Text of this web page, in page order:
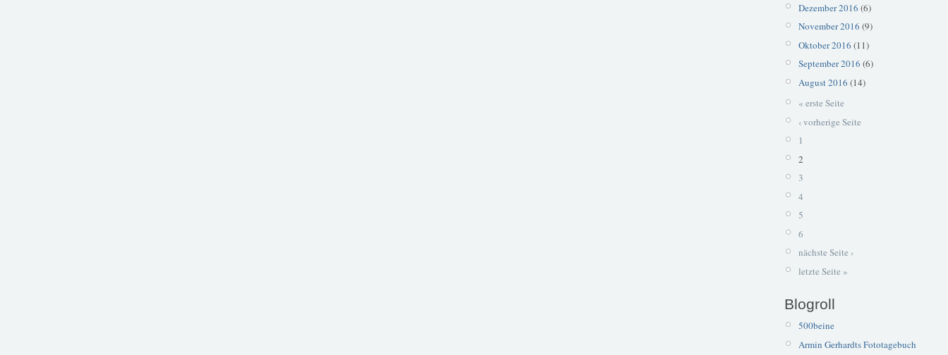
Dezember 2016 (6)
November 2016 (9)
Oktober 2016 (11)
September 2016 (6)
August 2016 (14)
« erste Seite
‹ vorherige Seite
1
2
3
4
5
6
nächste Seite ›
letzte Seite »
Blogroll
500beine
Armin Gerhardts Fototagebuch